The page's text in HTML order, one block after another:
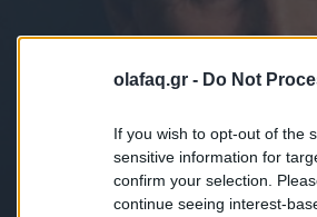
olafaq.gr - Do Not
If you wish to opt-out of the
sensitive information for
confirm your selection.
continue seeing interest-